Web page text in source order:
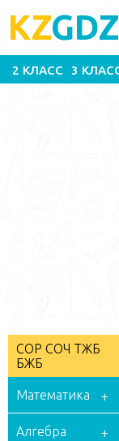
KZGDZ
2 КЛАСС 3
СОР СОЧ ТЖБ
БЖБ
Математика
Алгебра